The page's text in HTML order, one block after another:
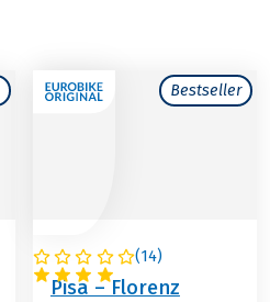
Bestseller
(14)
ITALIEN
Pisa – Florenz